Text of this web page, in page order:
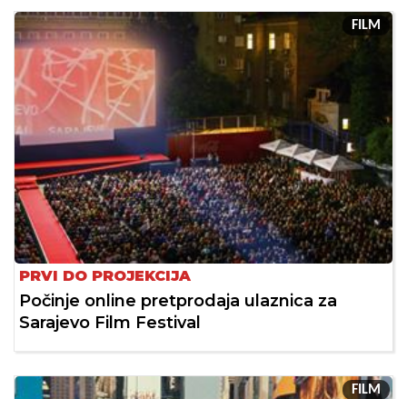
FILM
PRVI DO PROJEKCIJA
Počinje online pretprodaja ulaznica za
Sarajevo Film Festival
FILM